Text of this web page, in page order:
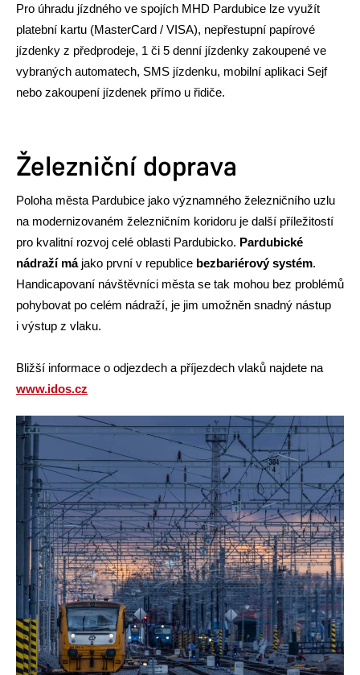
Pro úhradu jízdného ve spojích MHD Pardubice lze využít
platební kartu (MasterCard / VISA), nepřestupní papírové
jízdenky z předprodeje, 1 či 5 denní jízdenky zakoupené ve
vybraných automatech, SMS jízdenku, mobilní aplikaci Sejf
nebo zakoupení jízdenek přímo u řidiče.
Železniční doprava
Poloha města Pardubice jako významného železničního uzlu
na mo­der­ni­zo­va­ném železničním koridoru je další příležitostí
pro kvalitní rozvoj celé oblasti Pardubicko. Pardubické
nádraží májako první v republice bezbariérový systém.
Handicapovaní návštěvníci města se tak mohou bez problémů
pohybovat po celém nádraží, je jim umožněn snadný nástup
i výstup z vlaku.
Bližší informace o odjezdech a příjezdech vlaků najdete na
www.idos.cz